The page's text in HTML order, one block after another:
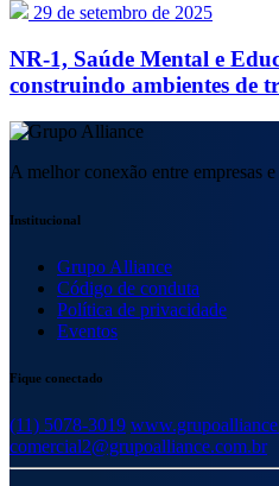
29 de setembro de 2025
NR-1, Saúde Mental e
construindo ambientes de
A melhor conexão entre empresas
Institucional
Grupo Alliance
Código de conduta
Política de privacidade
Eventos
Fique conectado
(11) 5078-3019
comercial2@grupoalliance.com.br